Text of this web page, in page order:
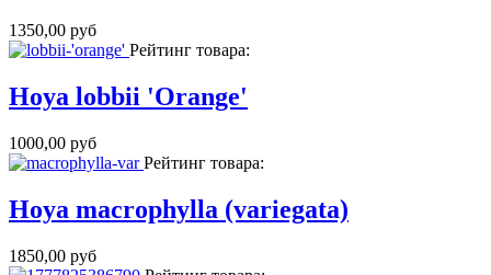
1350,00 руб
Рейтинг товара:
Hoya lobbii 'Orange'
1000,00 руб
Рейтинг товара:
Hoya macrophylla (variegata)
1850,00 руб